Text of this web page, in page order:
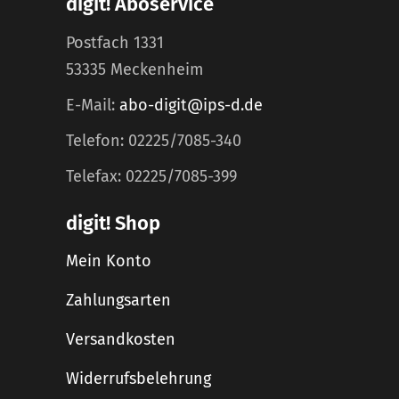
Postfach 1331
53335 Meckenheim
E-Mail: abo-digit@ips-d.de
Telefon: 02225/7085-340
Telefax: 02225/7085-399
digit! Shop
Mein Konto
Zahlungsarten
Versandkosten
Widerrufsbelehrung